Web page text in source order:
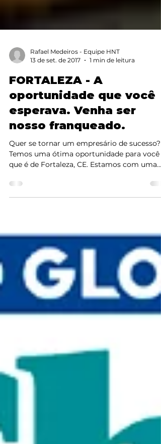
13 de set. de 2017
1 min de leitura
FORTALEZA - A
oportunidade que você
esperava. Venha ser
nosso franqueado.
Quer se tornar um empresário de sucesso?
que é de Fortaleza, CE. Estamos com uma